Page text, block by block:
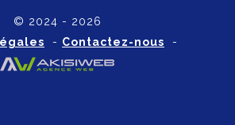
© 2024 - 2026
- Contactez-nous -